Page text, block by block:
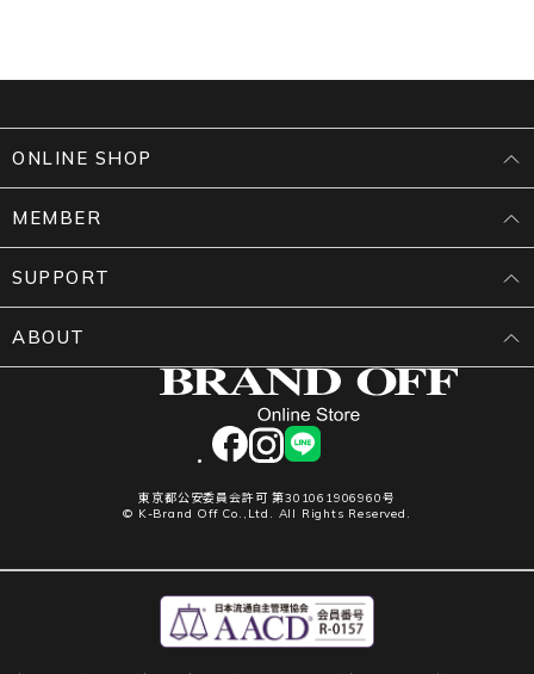
facebookinstagram
LINE
東京都公安委員会許可 第301061906960号
© K-Brand Off Co.,Ltd. All Rights Reserved.
ONLINE SHOP
MEMBER
SUPPORT
ABOUT